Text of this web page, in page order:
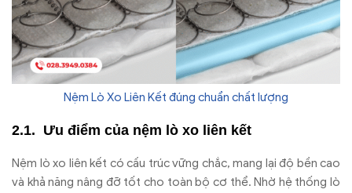
Nệm Lò Xo Liên Kết đúng chuẩn chất lượng
Ưu điểm của nệm lò xo liên kết
Nệm l ò xo liên kết có cấu trúc vững chắc, mang lại độ bền cao
và khả năng nâng đỡ tốt cho toàn bộ cơ thể. Nhờ hệ thống lò